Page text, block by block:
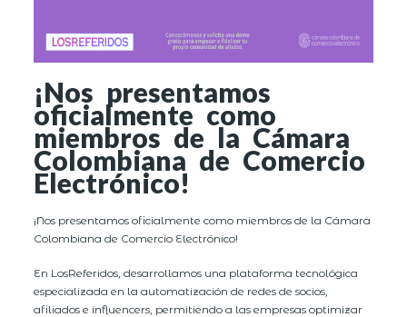
¡Nos presentamos
oficialmente como
miembros de la Cámara
Colombiana de Comercio
Electrónico!
¡Nos presentamos oficialmente como miembros de la Cámara
Colombiana de Comercio Electrónico!
En LosReferidos, desarrollamos una plataforma tecnológica
especializada en la automatización de redes de socios,
afiliados e influencers, permitiendo a las empresas optimizar